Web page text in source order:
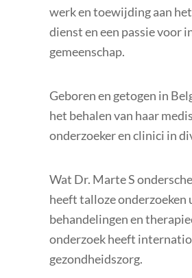
werk en toewijding aan
dienst en een passie voor
gemeenschap.
Geboren en getogen in
het behalen van haar
onderzoeker en clinici in
Wat Dr. Marte S
heeft talloze onderzoeken
behandelingen en
onderzoek heeft
gezondheidszorg.